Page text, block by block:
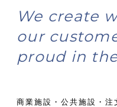
We create
our
proud in
商業施設・公共施設・注